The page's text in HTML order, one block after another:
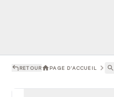
RETOUR PAGE D'ACCUEIL